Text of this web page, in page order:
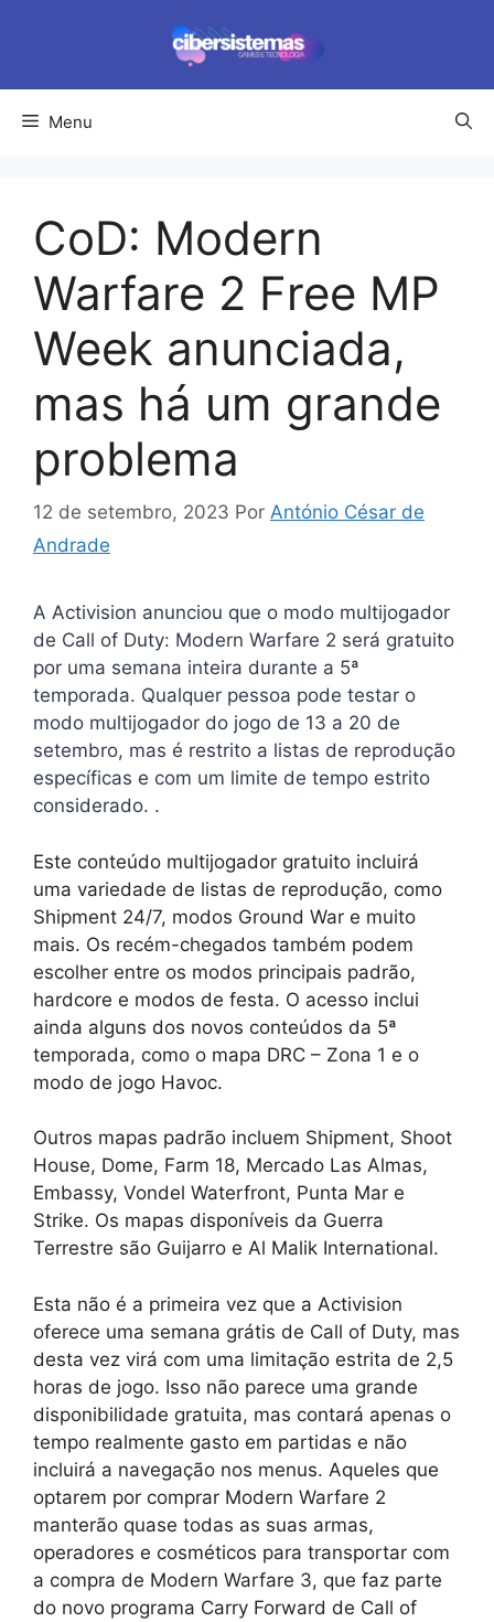
conteúdo
Menu
CoD: Modern
Warfare 2 Free MP
Week anunciada,
mas há um grande
problema
12 de setembro, 2023 Por António César de
Andrade
A Activision anunciou que o modo multijogador
de Call of Duty: Modern Warfare 2 será gratuito
por uma semana inteira durante a 5ª
temporada. Qualquer pessoa pode testar o
modo multijogador do jogo de 13 a 20 de
setembro, mas é restrito a listas de reprodução
específicas e com um limite de tempo estrito
considerado. .
Este conteúdo multijogador gratuito incluirá
uma variedade de listas de reprodução, como
Shipment 24/7, modos Ground War e muito
mais. Os recém-chegados também podem
escolher entre os modos principais padrão,
hardcore e modos de festa. O acesso inclui
ainda alguns dos novos conteúdos da 5ª
temporada, como o mapa DRC – Zona 1 e o
modo de jogo Havoc.
Outros mapas padrão incluem Shipment, Shoot
House, Dome, Farm 18, Mercado Las Almas,
Embassy, ​​Vondel Waterfront, Punta Mar e
Strike. Os mapas disponíveis da Guerra
Terrestre são Guijarro e Al Malik International.
Esta não é a primeira vez que a Activision
oferece uma semana grátis de Call of Duty, mas
desta vez virá com uma limitação estrita de 2,5
horas de jogo. Isso não parece uma grande
disponibilidade gratuita, mas contará apenas o
tempo realmente gasto em partidas e não
incluirá a navegação nos menus. Aqueles que
optarem por comprar Modern Warfare 2
manterão quase todas as suas armas,
operadores e cosméticos para transportar com
a compra de Modern Warfare 3, que faz parte
do novo programa Carry Forward de Call of